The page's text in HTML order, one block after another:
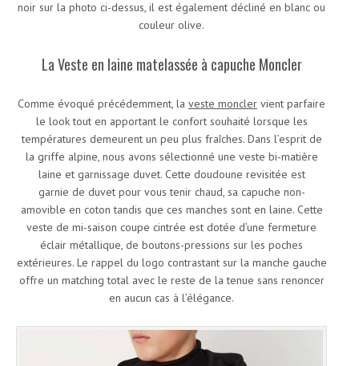
noir sur la photo ci-dessus, il est également décliné en blanc ou
couleur olive.
La Veste en laine matelassée à capuche Moncler
Comme évoqué précédemment, la veste moncler vient parfaire
le look tout en apportant le confort souhaité lorsque les
températures demeurent un peu plus fraîches. Dans l’esprit de
la griffe alpine, nous avons sélectionné une veste bi-matière
laine et garnissage duvet. Cette doudoune revisitée est
garnie de duvet pour vous tenir chaud, sa capuche non-
amovible en coton tandis que ces manches sont en laine. Cette
veste de mi-saison coupe cintrée est dotée d’une fermeture
éclair métallique, de boutons-pressions sur les poches
extérieures. Le rappel du logo contrastant sur la manche gauche
offre un matching total avec le reste de la tenue sans renoncer
en aucun cas à l’élégance.